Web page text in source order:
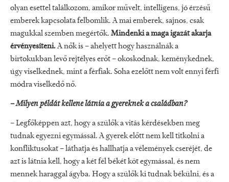
olyan esettel találkozom, amikor művelt, intelligens, jó érzésű
emberek kapcsolata felbomlik. A mai emberek, sajnos, csak
magukkal szemben megértők. Mindenki a maga igazát akarja
érvényesíteni.A nők is – ahelyett hogy használnák a
birtokukban levő rejtélyes erőt – okoskodnak, keménykednek,
úgy viselkednek, mint a férfiak. Soha ezelőtt nem volt ennyi férfi
módra viselkedő nő.
– Milyen példát kellene látnia a gyereknek a családban?
– Legfőképpen azt, hogy a szülők a vitás kérdésekben meg
tudnak egyezni egymással. A gyerek előtt nem kell titkolni a
konfliktusokat – láthatja és hallhatja a vélemények cseréjét, de
azt is látnia kell, hogy a két fél békét köt egymással, és nem
mennek haraggal ágyba. Hogy a szülők ki tudnak békülni, és a